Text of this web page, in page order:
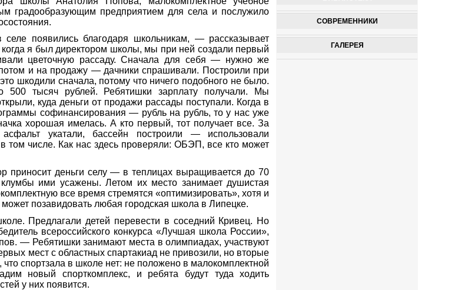
градообразующим предприятием для села и послужило
появились благодаря школьникам, — рассказывает
я был директором школы, мы при ней создали первый
цветочную рассаду. Сначала для себя — нужно же
потом и на продажу — дачники спрашивали. Построили при
шкодили сначала, потому что ничего подобного не было.
тысяч рублей. Ребятишки зарплату получали. Мы
куда деньги от продажи рассады поступали. Когда в
софинансирования — рубль на рубль, то у нас уже
хорошая имелась. А кто первый, тот получает все. За
укатали, бассейн построили — использовали
том числе. Как нас здесь проверяли: ОБЭП, все кто может
приносит деньги селу — в теплицах выращивается до 70
ими усажены. Летом их место занимает душистая
все время стремятся «оптимизировать», хотя и
позавидовать любая городская школа в Липецке.
Предлагали детей перевести в соседний Кривец. Но
всероссийского конкурса «Лучшая школа России»,
— Ребятишки занимают места в олимпиадах, участвуют
мест с областных спартакиад не привозили, но вторые
спортзала в школе нет: не положено в малокомплектной
новый спорткомплекс, и ребята будут туда ходить
у них появится.
СОВРЕМЕННИКИ
ГАЛЕРЕЯ